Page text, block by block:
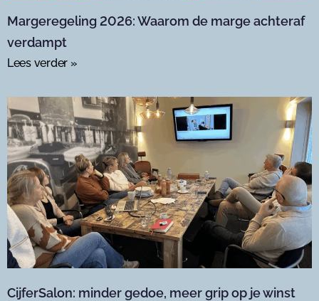
Margeregeling 2026: Waarom de marge achteraf
verdampt
Lees verder »
CijferSalon: minder gedoe, meer grip op je winst